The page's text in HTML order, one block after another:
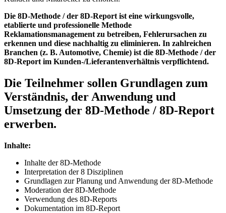
Die 8D-Methode / der 8D-Report ist eine wirkungsvolle,
etablierte und professionelle Methode
Reklamationsmanagement zu betreiben, Fehlerursachen zu
erkennen und diese nachhaltig zu eliminieren. In zahlreichen
Branchen (z. B. Automotive, Chemie) ist die 8D-Methode / der
8D-Report im Kunden-/Lieferantenverhältnis verpflichtend.
Die Teilnehmer sollen Grundlagen zum
Verständnis, der Anwendung und
Umsetzung der 8D-Methode / 8D-Report
erwerben.
Inhalte:
Inhalte der 8D-Methode
Interpretation der 8 Disziplinen
Grundlagen zur Planung und Anwendung der 8D-Methode
Moderation der 8D-Methode
Verwendung des 8D-Reports
Dokumentation im 8D-Report